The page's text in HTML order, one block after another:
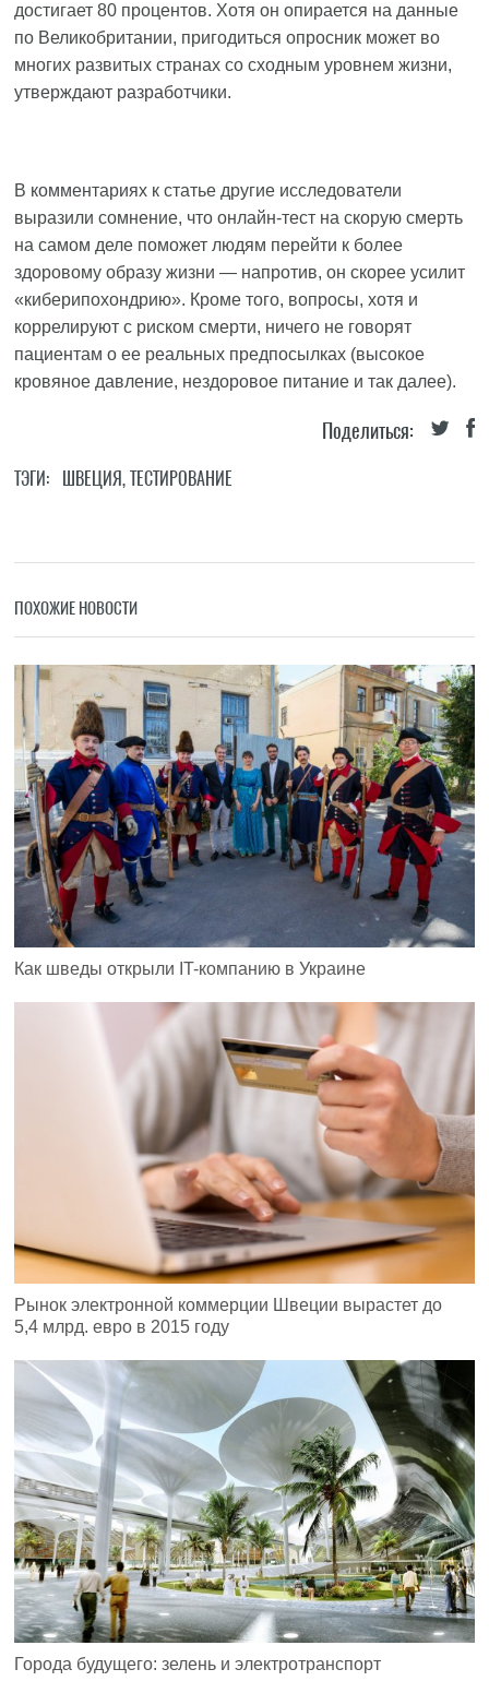
достигает 80 процентов. Хотя он опирается на данные
по Великобритании, пригодиться опросник может во
многих развитых странах со сходным уровнем жизни,
утверждают разработчики.
В комментариях к статье другие исследователи
выразили сомнение, что онлайн-тест на скорую смерть
на самом деле поможет людям перейти к более
здоровому образу жизни — напротив, он скорее усилит
«киберипохондрию». Кроме того, вопросы, хотя и
коррелируют с риском смерти, ничего не говорят
пациентам о ее реальных предпосылках (высокое
кровяное давление, нездоровое питание и так далее).
Поделиться:
ТЭГИ: ШВЕЦИЯ,ТЕСТИРОВАНИЕ
ПОХОЖИЕ НОВОСТИ
Как шведы открыли IT-компанию в Украине
Рынок электронной коммерции Швеции вырастет до
5,4 млрд. евро в 2015 году
Города будущего: зелень и электротранспорт